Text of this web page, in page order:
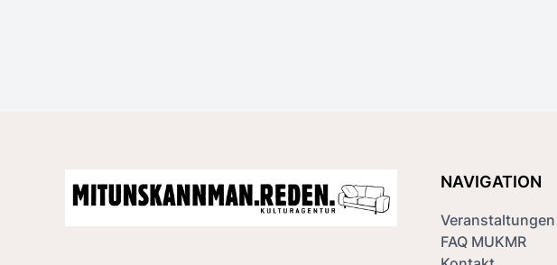
NAVIGATION
Veranstaltungen
FAQ MUKMR